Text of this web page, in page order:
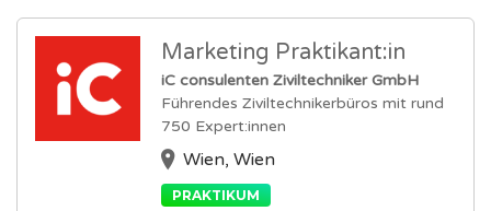
Marketing Praktikant:in
iC consulenten Ziviltechniker GmbH
Führendes Ziviltechnikerbüros mit rund
750 Expert:innen
Wien, Wien
PRAKTIKUM